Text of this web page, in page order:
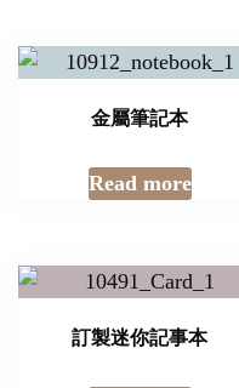
金屬筆記本
Read more
訂製迷你記事本